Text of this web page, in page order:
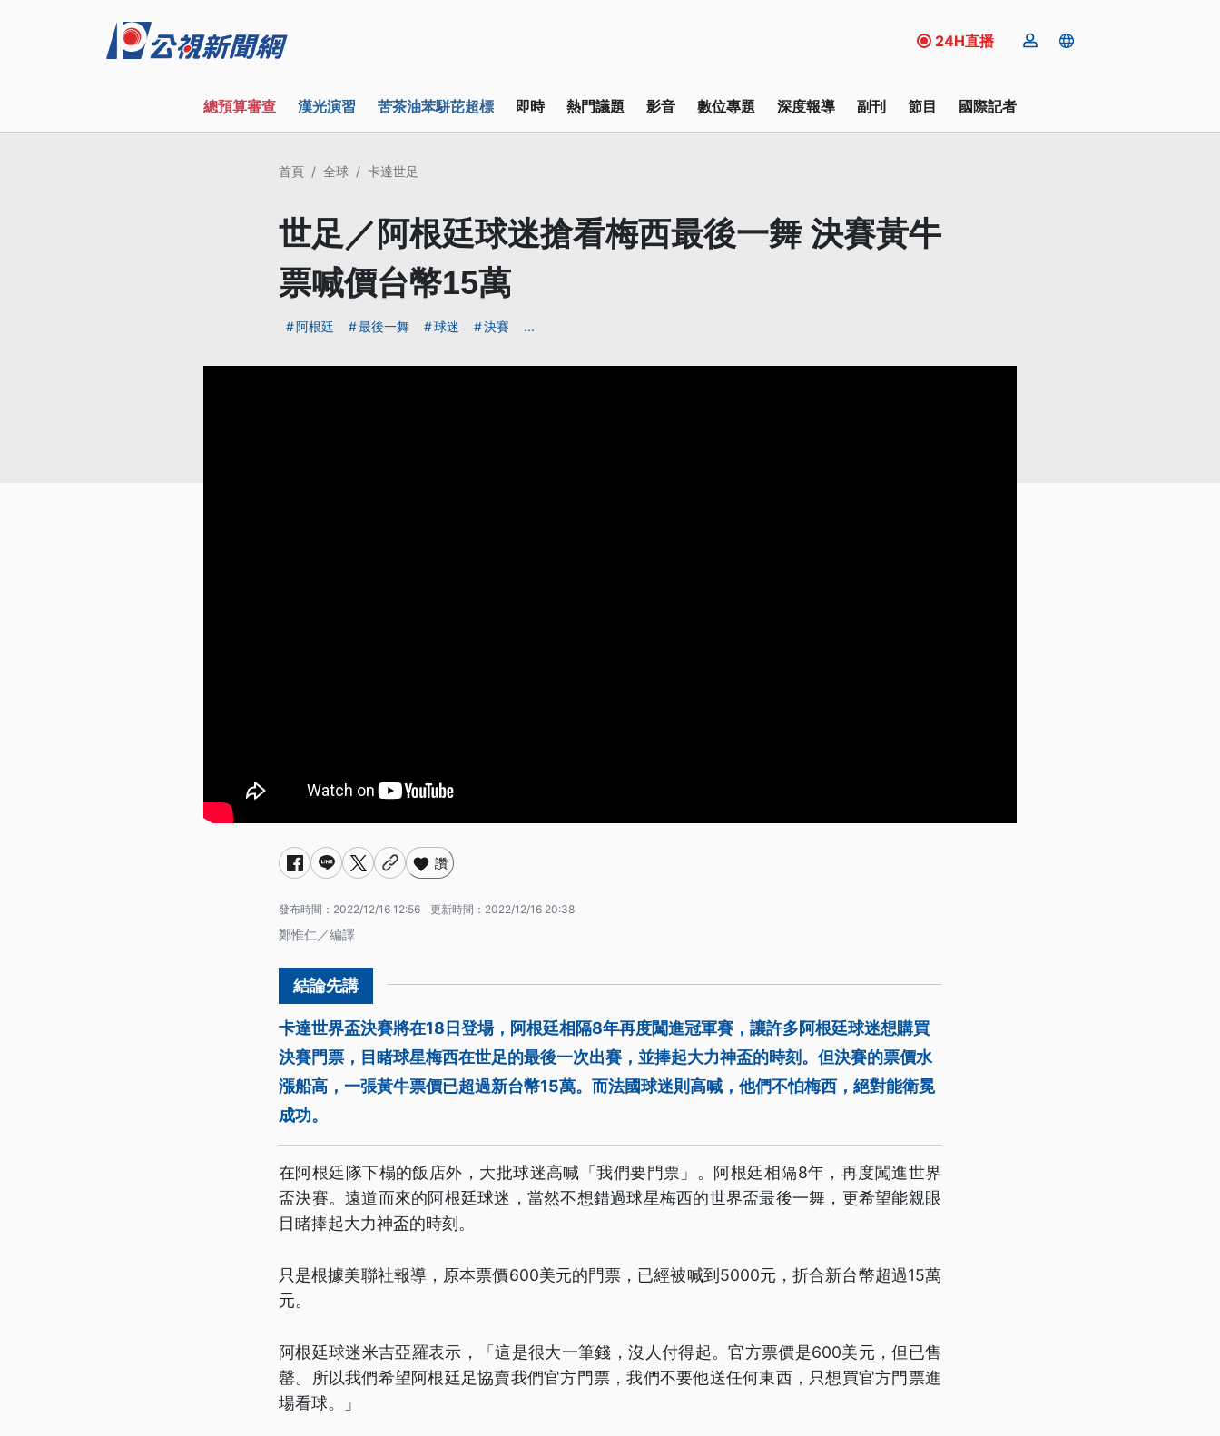
24H直播
總預算審查 漢光演習 苦茶油苯駢芘超標 即時 熱門議題 影音 數位專題 深度報導 副刊 節目 國際記者
首頁 全球 卡達世足
世足／阿根廷球迷搶看梅西最後一舞 決賽黃牛
票喊價台幣15萬
阿根廷 最後一舞 球迷 決賽 ...
讚
發布時間： 2022/12/16 12:56 更新時間： 2022/12/16 20:38
鄭惟仁／編譯
卡達世界盃決賽將在18日登場，阿根廷相隔8年再度闖進冠軍賽，讓許多阿根廷球迷想購買
決賽門票，目睹球星梅西在世足的最後一次出賽，並捧起大力神盃的時刻。但決賽的票價水
漲船高，一張黃牛票價已超過新台幣15萬。而法國球迷則高喊，他們不怕梅西，絕對能衛冕
成功。
在阿根廷隊下榻的飯店外，大批球迷高喊「我們要門票」。阿根廷相隔8年，再度闖進世界
盃決賽。遠道而來的阿根廷球迷，當然不想錯過球星梅西的世界盃最後一舞，更希望能親眼
目睹捧起大力神盃的時刻。
只是根據美聯社報導，原本票價600美元的門票，已經被喊到5000元，折合新台幣超過15萬
元。
阿根廷球迷米吉亞羅表示，「這是很大一筆錢，沒人付得起。官方票價是600美元，但已售
罄。所以我們希望阿根廷足協賣我們官方門票，我們不要他送任何東西，只想買官方門票進
場看球。」